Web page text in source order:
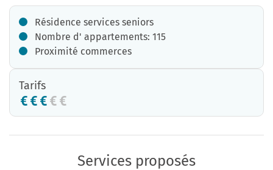
Résidence services seniors
Nombre d' appartements: 115
Proximité commerces
Tarifs
Services proposés